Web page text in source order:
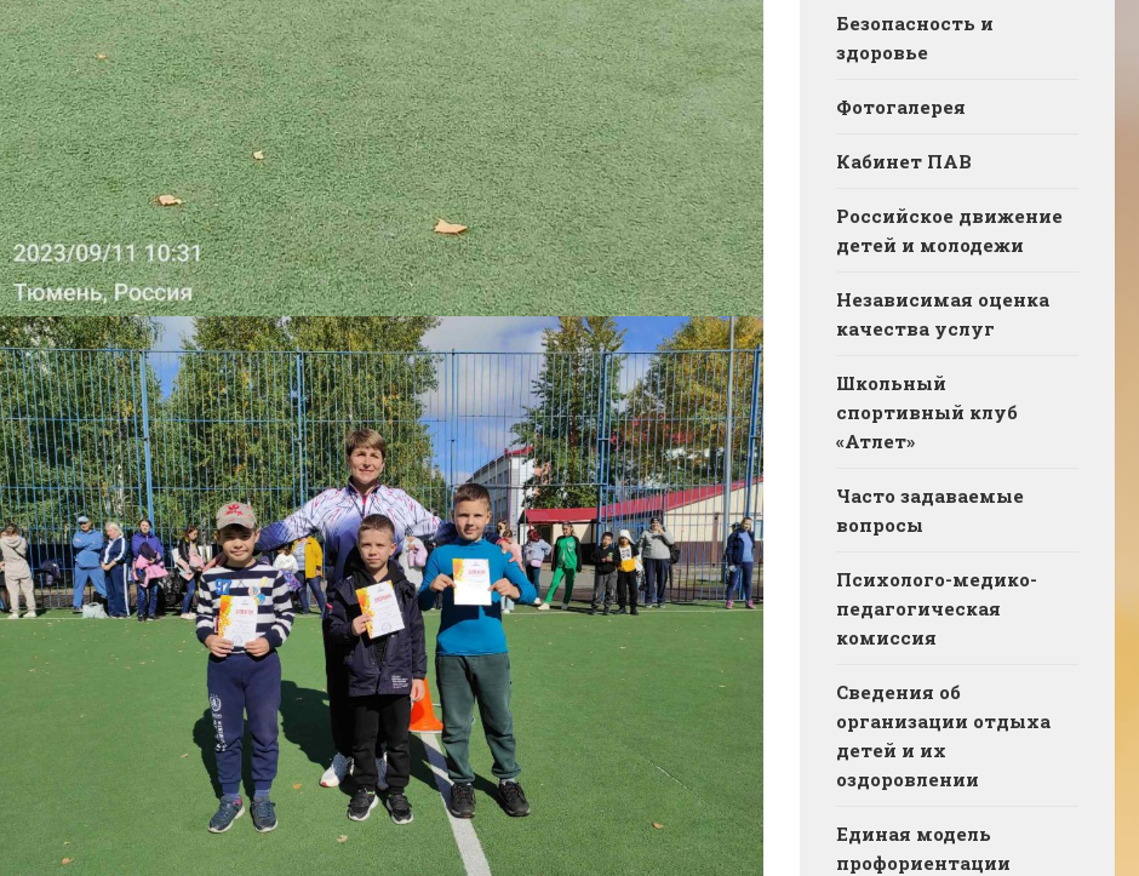
Безопасность и
здоровье
Фотогалерея
Кабинет ПАВ
Российское движение
детей и молодежи
Независимая оценка
качества услуг
Школьный
спортивный клуб
«Атлет»
Часто задаваемые
вопросы
Психолого-медико-
педагогическая
комиссия
Сведения об
организации отдыха
детей и их
оздоровлении
Единая модель
профориентации